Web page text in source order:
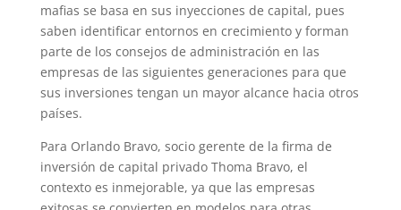
mafias se basa en sus inyecciones de capital, pues
saben identificar entornos en crecimiento y forman
parte de los consejos de administración en las
empresas de las siguientes generaciones para que
sus inversiones tengan un mayor alcance hacia otros
países.
Para Orlando Bravo, socio gerente de la firma de
inversión de capital privado Thoma Bravo, el
contexto es inmejorable, ya que las empresas